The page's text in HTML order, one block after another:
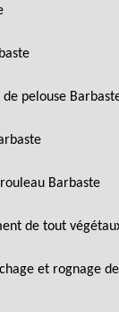
pelouse
Barbaste
de tout
et rognage